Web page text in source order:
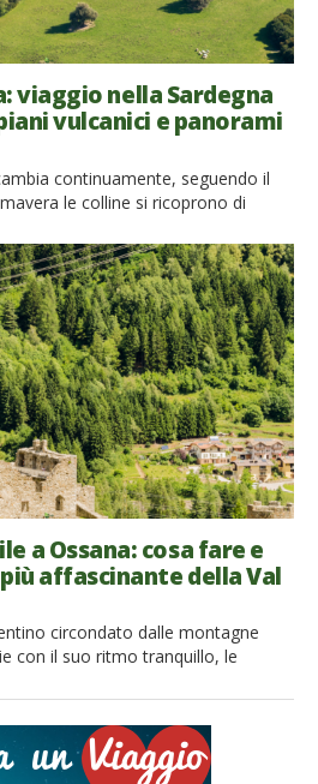
viaggio nella Sardegna
vulcanici e panorami
continuamente, seguendo il
le colline si ricoprono di
con le spighe di grano mosse dal
con il verde argentato degli ulivi e
a Ossana: cosa fare e
affascinante della Val
circondato dalle montagne
con il suo ritmo tranquillo, le
paese. Questa gemma,
dello Stelvio e il Parco
è la destinazione ideale […]